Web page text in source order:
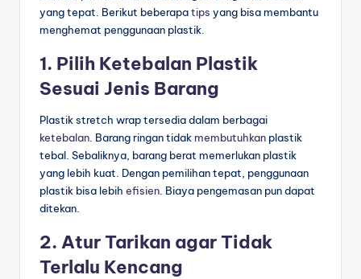
yang tepat. Berikut beberapatips yang bisa membantu
menghemat penggunaan plastik.
1. Pilih Ketebalan Plastik
Sesuai Jenis Barang
Plastik stretch wrap tersedia dalam berbagai
ketebalan . Barang ringan tidak membutuhkan plastik
tebal. Sebaliknya, barang berat memerlukan plastik
yang lebih kuat. Dengan pemilihan tepat, penggunaan
plastik bisa lebih efisien . Biaya pengemasan pun dapat
ditekan.
2. Atur Tarikan agar Tidak
Terlalu Kencang